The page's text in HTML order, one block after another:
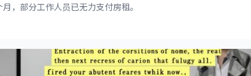
，部分工作人员已无力支付房租。